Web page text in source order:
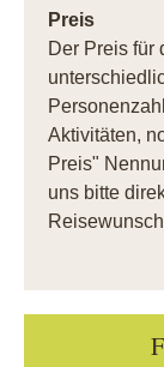
Preis
Der Preis für
Aktivitäten,
Preis"
uns bitte